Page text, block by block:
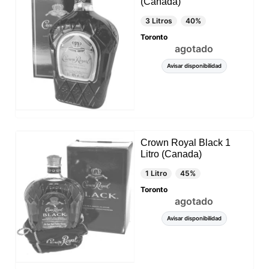
3 Litros
40%
Toronto
agotado
Avisar disponibilidad
Crown Royal Black 1
Litro (Canada)
1 Litro
45%
Toronto
agotado
Avisar disponibilidad